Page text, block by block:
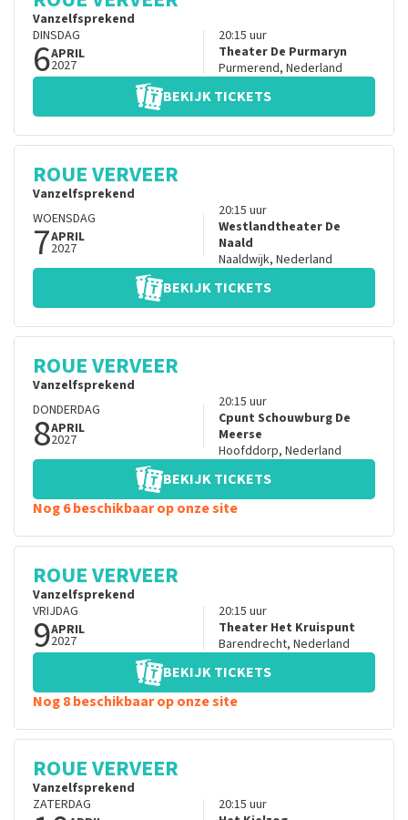
Vanzelfsprekend
DINSDAG
6APRIL
2027
20:15 uur
Theater De Purmaryn
Purmerend, Nederland
BEKIJK TICKETS
ROUE VERVEER
Vanzelfsprekend
WOENSDAG
7APRIL
2027
20:15 uur
Westlandtheater De
Naald
Naaldwijk, Nederland
BEKIJK TICKETS
ROUE VERVEER
Vanzelfsprekend
DONDERDAG
8APRIL
2027
20:15 uur
Cpunt Schouwburg De
Meerse
Hoofddorp, Nederland
BEKIJK TICKETS
Nog 6 beschikbaar op onze site
ROUE VERVEER
Vanzelfsprekend
VRIJDAG
9APRIL
2027
20:15 uur
Theater Het Kruispunt
Barendrecht, Nederland
BEKIJK TICKETS
Nog 8 beschikbaar op onze site
ROUE VERVEER
Vanzelfsprekend
ZATERDAG
20:15 uur